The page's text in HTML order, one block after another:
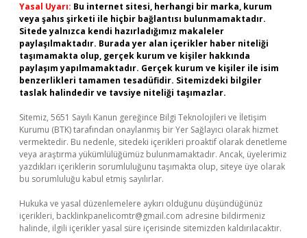
Yasal Uyarı: Bu internet sitesi, herhangi bir marka, kurum
veya şahıs şirketi ile hiçbir bağlantısı bulunmamaktadır.
Sitede yalnızca kendi hazırladığımız makaleler
paylaşılmaktadır. Burada yer alan içerikler haber niteliği
taşımamakta olup, gerçek kurum ve kişiler hakkında
paylaşım yapılmamaktadır. Gerçek kurum ve kişiler ile isim
benzerlikleri tamamen tesadüfidir. Sitemizdeki bilgiler
taslak halindedir ve tavsiye niteliği taşımazlar.
Sitemiz, 5651 Sayılı Kanun gereğince Bilgi Teknolojileri ve İletişim
Kurumu (BTK) tarafından onaylanmış bir Yer Sağlayıcı olarak hizmet
vermektedir. Bu nedenle, sitedeki içerikleri proaktif olarak denetleme
veya araştırma yükümlülüğümüz bulunmamaktadır. Ancak, üyelerimiz
yazdıkları içeriklerin sorumluluğunu taşımakta olup, siteye üye olarak
bu sorumluluğu kabul etmiş sayılırlar.
Hukuka ve yasal düzenlemelere aykırı olduğunu düşündüğünüz
içerikleri, backlinkpanelicomtr@gmail.com adresine bildirmeniz
halinde, ilgili içerikler yasal süre içerisinde sitemizden kaldırılacaktır.